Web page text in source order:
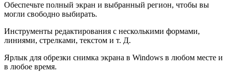
Обеспечьте полный экран и выбранный регион, чтобы вы
могли свободно выбирать.
Инструменты редактирования с несколькими формами,
линиями, стрелками, текстом и т. Д.
Ярлык для обрезки снимка экрана в Windows в любом месте и
в любое время.